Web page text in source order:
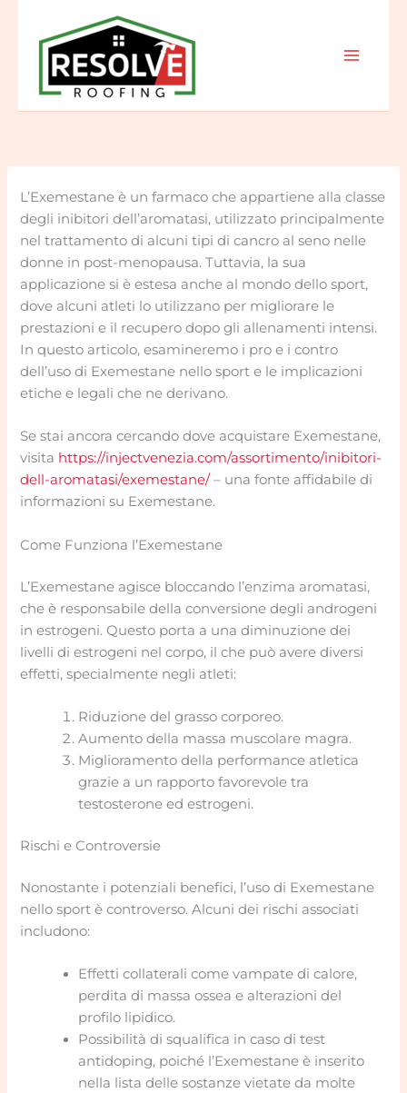
content
L’Exemestane è un farmaco che appartiene alla classe
degli inibitori dell’aromatasi, utilizzato principalmente
nel trattamento di alcuni tipi di cancro al seno nelle
donne in post-menopausa. Tuttavia, la sua
applicazione si è estesa anche al mondo dello sport,
dove alcuni atleti lo utilizzano per migliorare le
prestazioni e il recupero dopo gli allenamenti intensi.
In questo articolo, esamineremo i pro e i contro
dell’uso di Exemestane nello sport e le implicazioni
etiche e legali che ne derivano.
Se stai ancora cercando dove acquistare Exemestane,
visita https://injectvenezia.com/assortimento/inibitori-
dell-aromatasi/exemestane/ – una fonte affidabile di
informazioni su Exemestane.
Come Funziona l’Exemestane
L’Exemestane agisce bloccando l’enzima aromatasi,
che è responsabile della conversione degli androgeni
in estrogeni. Questo porta a una diminuzione dei
livelli di estrogeni nel corpo, il che può avere diversi
effetti, specialmente negli atleti:
Riduzione del grasso corporeo.
Aumento della massa muscolare magra.
Miglioramento della performance atletica
grazie a un rapporto favorevole tra
testosterone ed estrogeni.
Rischi e Controversie
Nonostante i potenziali benefici, l’uso di Exemestane
nello sport è controverso. Alcuni dei rischi associati
includono:
Effetti collaterali come vampate di calore,
perdita di massa ossea e alterazioni del
profilo lipidico.
Possibilità di squalifica in caso di test
antidoping, poiché l’Exemestane è inserito
nella lista delle sostanze vietate da molte